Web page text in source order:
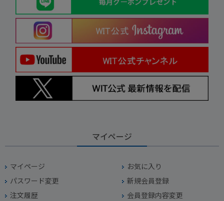
マイページ
マイページ
お気に入り
パスワード変更
新規会員登録
注文履歴
会員登録内容変更